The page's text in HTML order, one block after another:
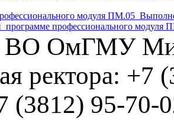
модуля ПМ.05
программе профессионального
ОмГМУ
ректора: +7
(3812) 95-70-